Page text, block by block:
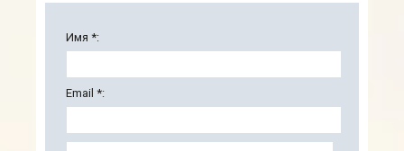
Имя *:
Email *: